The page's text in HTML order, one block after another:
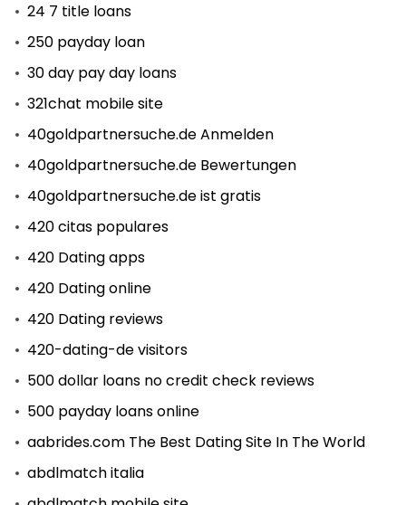
24 7 title loans
250 payday loan
30 day pay day loans
321chat mobile site
40goldpartnersuche.de Anmelden
40goldpartnersuche.de Bewertungen
40goldpartnersuche.de ist gratis
420 citas populares
420 Dating apps
420 Dating online
420 Dating reviews
420-dating-de visitors
500 dollar loans no credit check reviews
500 payday loans online
aabrides.com The Best Dating Site In The World
abdlmatch italia